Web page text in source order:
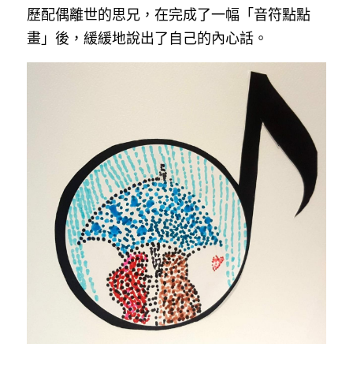
歷配偶離世的思兄，在完成了一幅「音符點點
畫」後，緩緩地說出了自己的內心話。